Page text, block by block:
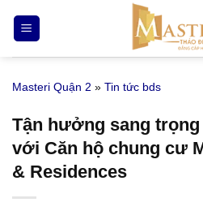
qua
nội
Masteri Quận 2 » Tin tức bds
Tận hưởng sang
với Căn hộ chung cư
& Residences